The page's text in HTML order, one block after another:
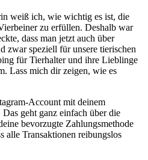
weiß ich, wie wichtig es ist, die
zu erfüllen.⁢ Deshalb war
dass man ‌jetzt auch über
⁣zwar speziell ‌für unsere ‍tierischen
für Tierhalter und ihre ‌Lieblinge
Lass mich dir ⁤zeigen,⁢ wie es
Account mit ​deinem
geht ganz einfach ⁣über ​die
bevorzugte Zahlungsmethode⁤
alle Transaktionen‍ reibungslos